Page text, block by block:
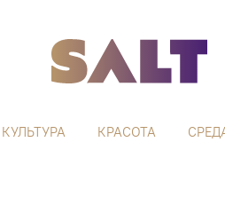
КУЛЬТУРА КРАСОТА